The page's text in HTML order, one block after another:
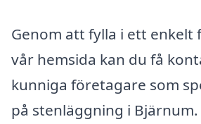
Genom att fylla i ett enkelt
vår hemsida kan du få
kunniga företagare som
på stenläggning i